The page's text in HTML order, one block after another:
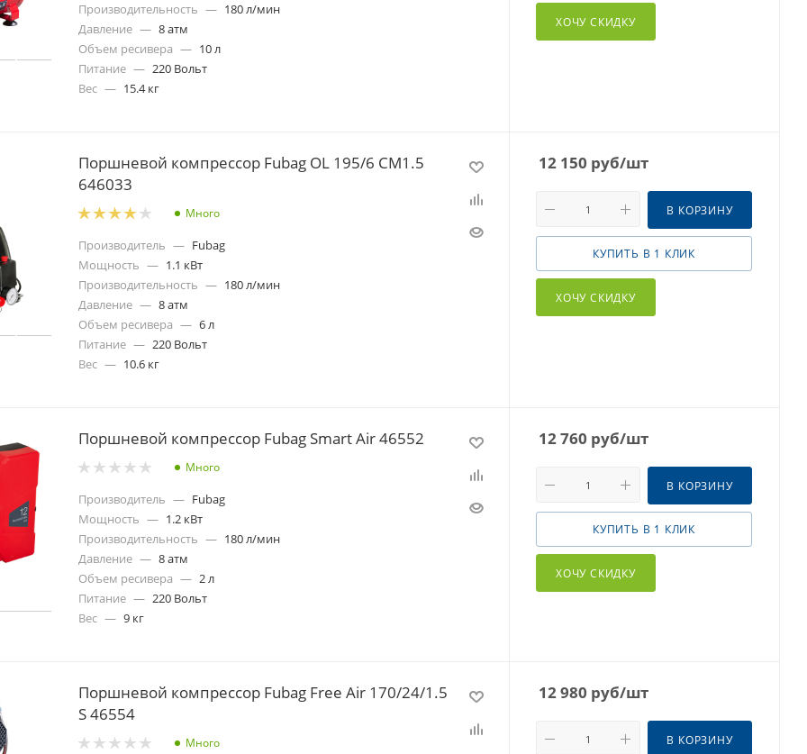
Производительность — 180 л/мин
Давление — 8 атм
Объем ресивера — 10 л
Питание — 220 Вольт
Вес — 15.4 кг
ХОЧУ СКИДКУ
Поршневой компрессор Fubag OL 195/6 CM1.5
646033
Много
Производитель — Fubag
Мощность — 1.1 кВт
Производительность — 180 л/мин
Давление — 8 атм
Объем ресивера — 6 л
Питание — 220 Вольт
Вес — 10.6 кг
12 150 руб/шт
В КОРЗИНУ
КУПИТЬ В 1 КЛИК
ХОЧУ СКИДКУ
Поршневой компрессор Fubag Smart Air 46552
Много
Производитель — Fubag
Мощность — 1.2 кВт
Производительность — 180 л/мин
Давление — 8 атм
Объем ресивера — 2 л
Питание — 220 Вольт
Вес — 9 кг
12 760 руб/шт
В КОРЗИНУ
КУПИТЬ В 1 КЛИК
ХОЧУ СКИДКУ
Поршневой компрессор Fubag Free Air 170/24/1.5
S 46554
Много
12 980 руб/шт
В КОРЗИНУ